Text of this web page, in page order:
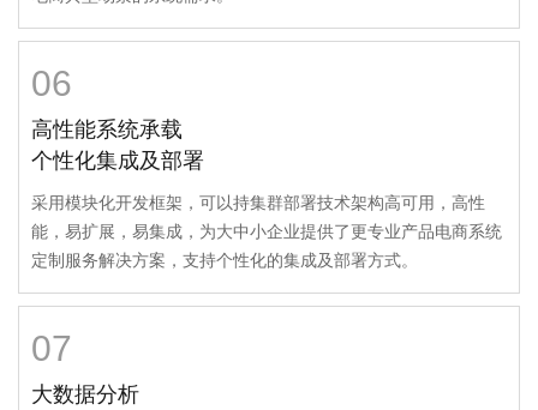
06
高性能系统承载
个性化集成及部署
采用模块化开发框架，可以持集群部署技术架构高可用，高性
能，易扩展，易集成，为大中小企业提供了更专业产品电商系统
定制服务解决方案，支持个性化的集成及部署方式。
07
大数据分析